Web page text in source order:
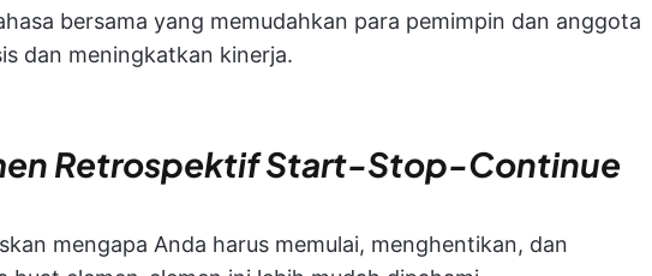
bersama yang memudahkan para pemimpin dan anggota
dan meningkatkan kinerja.
Retrospektif Start-Stop-Continue
mengapa Anda harus memulai, menghentikan, dan